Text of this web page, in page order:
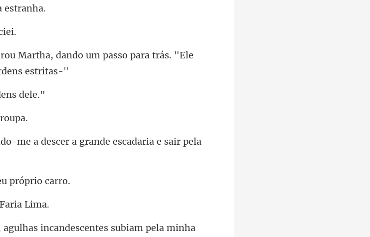
ha, dando um passo para trás. "Ele
do-me a descer a grande escada
ulhas incandescentes subiam pela mi